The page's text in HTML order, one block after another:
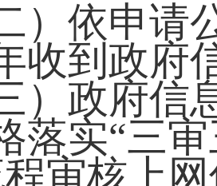
）依申请
收到政府
）政府信
落实“三
审核上